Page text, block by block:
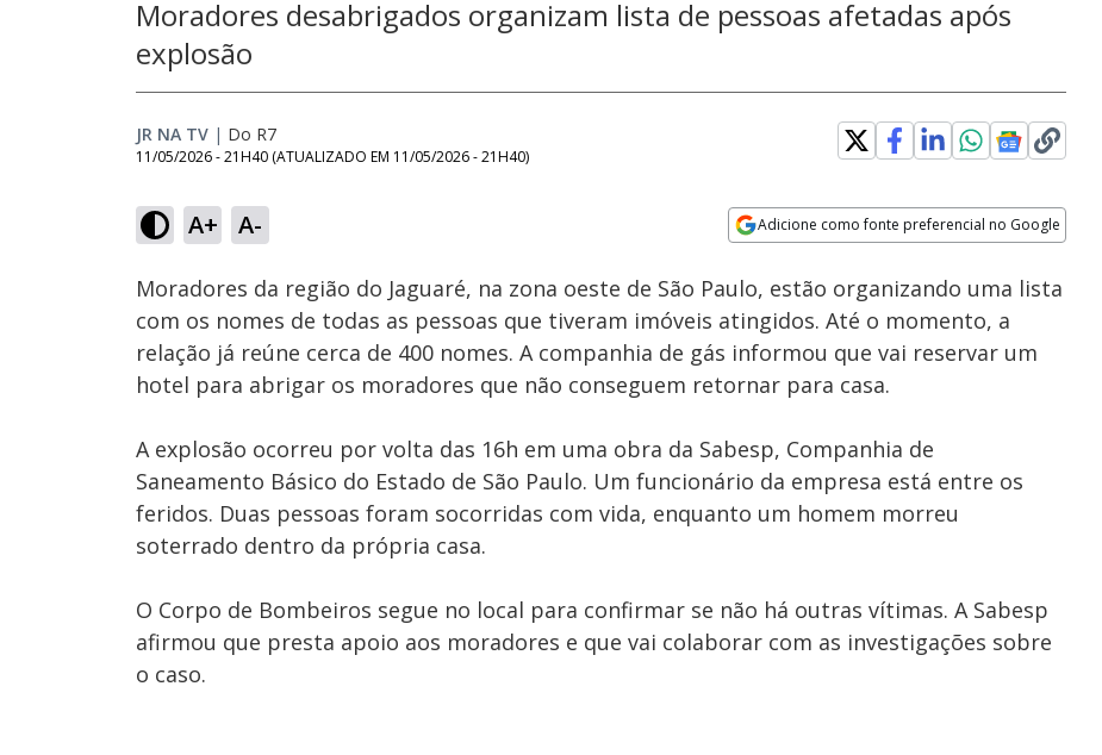
Moradores desabrigados organizam lista de pessoas afetadas após
explosão
JR NA TV | Do R7
11/05/2026 - 21H40 (ATUALIZADO EM 11/05/2026 - 21H40)
A+ A- Adicione como fonte preferencial no Google
Ativar
Som
Velocidade
Moradores da região do Jaguaré, na zona oeste de São Paulo, estão organizando uma lista
com os nomes de todas as pessoas que tiveram imóveis atingidos. Até o momento, a
relação já reúne cerca de 400 nomes. A companhia de gás informou que vai reservar um
hotel para abrigar os moradores que não conseguem retornar para casa.
A explosão ocorreu por volta das 16h em uma obra da Sabesp, Companhia de
Saneamento Básico do Estado de São Paulo. Um funcionário da empresa está entre os
feridos. Duas pessoas foram socorridas com vida, enquanto um homem morreu
soterrado dentro da própria casa.
O Corpo de Bombeiros segue no local para confirmar se não há outras vítimas. A Sabesp
afirmou que presta apoio aos moradores e que vai colaborar com as investigações sobre
o caso.